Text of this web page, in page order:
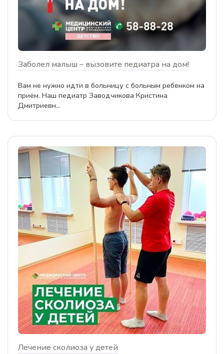
Заболел малыш – вызовите педиатра на дом!
Вам не нужно идти в больницу с больным ребенком на
приём. Наш педиатр Заводчикова Кристина
Дмитриевн...
Лечение сколиоза у детей